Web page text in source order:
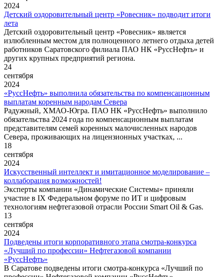
2024
Детский оздоровительный центр «Ровесник» подводит итоги
лета
Детский оздоровительный центр «Ровесник» является
излюбленным местом для полноценного летнего отдыха детей
работников Саратовского филиала ПАО НК «РуссНефть» и
других крупных предприятий региона.
24
сентября
2024
«РуссНефть» выполнила обязательства по компенсационным
выплатам коренным народам Севера
Радужный, ХМАО-Югра. ПАО НК «РуссНефть» выполнило
обязательства 2024 года по компенсационным выплатам
представителям семей коренных малочисленных народов
Севера, проживающих на лицензионных участках, ...
18
сентября
2024
Искусственный интеллект и имитационное моделирование –
коллаборация возможностей!
Эксперты компании «Динамические Системы» приняли
участие в IX Федеральном форуме по ИТ и цифровым
технологиям нефтегазовой отрасли России Smart Oil & Gas.
13
сентября
2024
Подведены итоги корпоративного этапа смотра-конкурса
«Лучший по профессии» Нефтегазовой компании
«РуссНефть»
В Саратове подведены итоги смотра-конкурса «Лучший по